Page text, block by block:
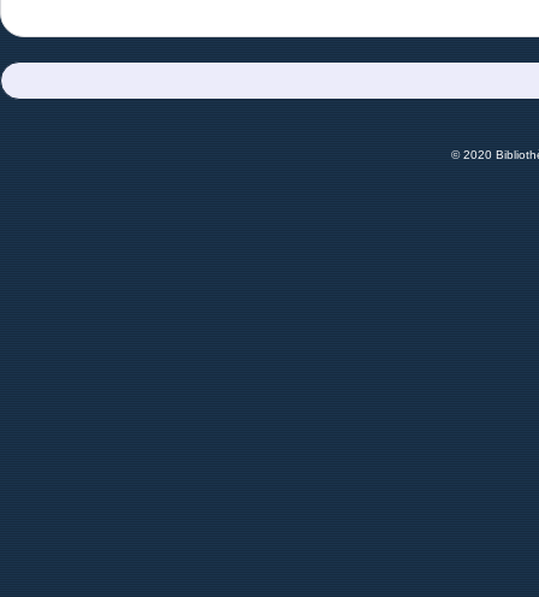
© 2020